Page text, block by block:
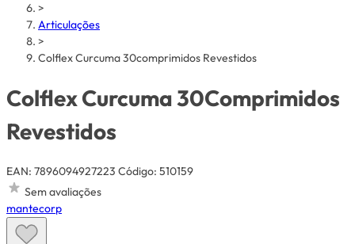
>
Articulações
>
Colflex Curcuma 30comprimidos Revestidos
Colflex Curcuma 30Comprimidos
Revestidos
EAN: 7896094927223 Código: 510159
Sem avaliações
mantecorp